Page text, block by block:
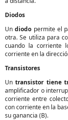
Diodos
Undiodo permite el
otra. Se utiliza para
cuando la corriente
corriente en la
Transistores
Untransistor tiene
amplificador o
corriente entre
con corriente en la
su ganancia (B).